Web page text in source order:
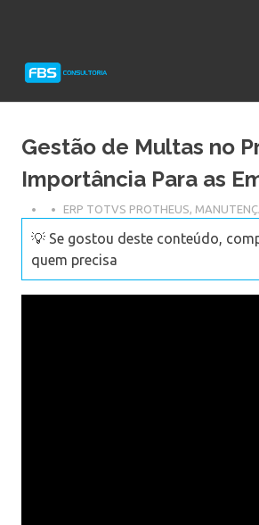
Protheus
Gestão de Multas no
Importância Para as
ERP TOTVS PROTHEUS,
💡 Se gostou deste conteúdo,
quem precisa